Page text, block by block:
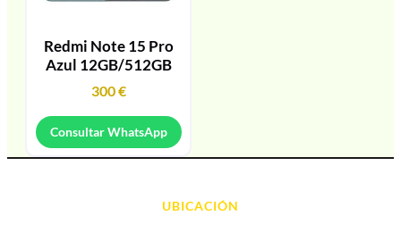
Redmi Note 15 Pro
Azul 12GB/512GB
300€
Consultar WhatsApp
UBICACIÓN